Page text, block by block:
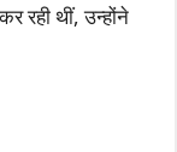
रही थीं, उन्होंने